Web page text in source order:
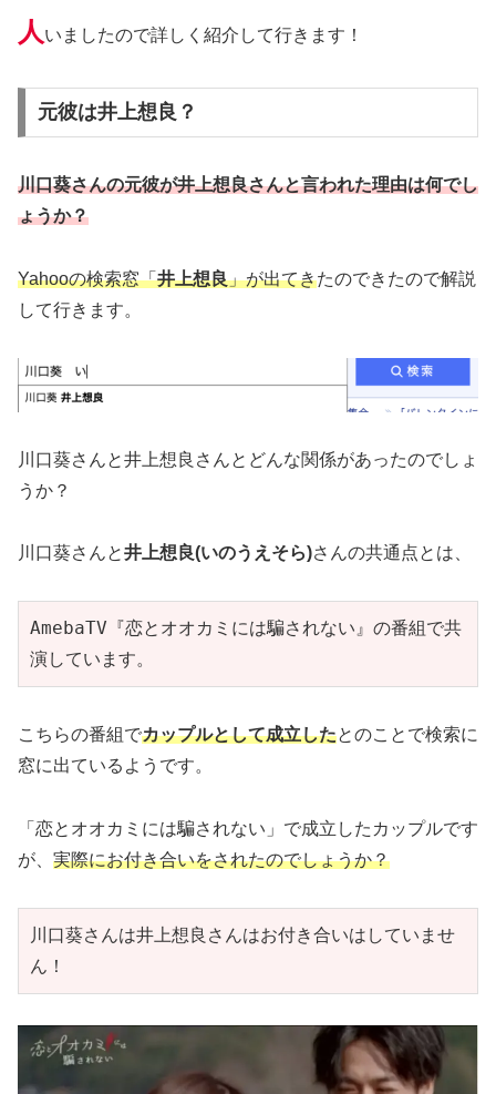
人 いましたので詳しく紹介して行きます！
元彼は井上想良？
川口葵さんの元彼が井上想良さんと言われた理由は何でし
ょうか？
Yahooの検索窓「井上想良」が出てきたのできたので解説
して行きます。
川口葵さんと井上想良さんとどんな関係があったのでしょ
うか？
川口葵さんと井上想良(いのうえそら)さんの共通点とは、
AmebaTV『恋とオオカミには騙されない』の番組で共
演しています。
こちらの番組でカップルとして成立したとのことで検索に
窓に出ているようです。
「恋とオオカミには騙されない」で成立したカップルです
が、 実際にお付き合いをされたのでしょうか？
川口葵さんは井上想良さんはお付き合いはしていませ
ん！